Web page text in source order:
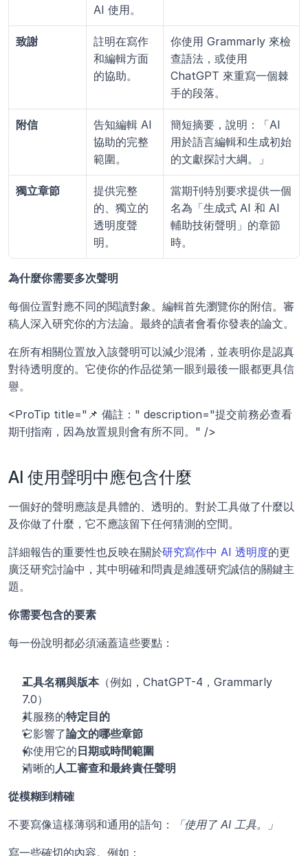
AI 使用。
致謝
註明在寫作
和編輯方面
的協助。
你使用 Grammarly 來檢
查語法，或使用
ChatGPT 來重寫一個棘
手的段落。
附信
告知編輯 AI
協助的完整
範圍。
簡短摘要，說明：「AI
用於語言編輯和生成初始
的文獻探討大綱。」
獨立章節
提供完整
的、獨立的
透明度聲
明。
當期刊特別要求提供一個
名為「生成式 AI 和 AI
輔助技術聲明」的章節
時。
為什麼你需要多次聲明
每個位置對應不同的閱讀對象。編輯首先瀏覽你的附信。審
稿人深入研究你的方法論。最終的讀者會看你發表的論文。
在所有相關位置放入該聲明可以減少混淆，並表明你是認真
對待透明度的。它使你的作品從第一眼到最後一眼都更具信
譽。
<ProTip title="📌 備註：" description="提交前務必查看
期刊指南，因為放置規則會有所不同。" />
AI 使用聲明中應包含什麼
一個好的聲明應該是具體的、透明的。對於工具做了什麼以
及你做了什麼，它不應該留下任何猜測的空間。
詳細報告的重要性也反映在關於研究寫作中 AI 透明度的更
廣泛研究討論中，其中明確和問責是維護研究誠信的關鍵主
題。
你需要包含的要素
每一份說明都必須涵蓋這些要點：
工具名稱與版本（例如，ChatGPT-4，Grammarly
7.0）
其服務的特定目的
它影響了論文的哪些章節
你使用它的日期或時間範圍
清晰的 人工審查和最終責任聲明
從模糊到精確
不要寫像這樣薄弱和通用的語句： 「使用了 AI 工具。」
寫一些確切的內容。例如：